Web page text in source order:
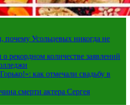
почему Усольцевых никогда не
рекордном количестве заявлений
как отмечали свадьбу в
смерти актера Сергея